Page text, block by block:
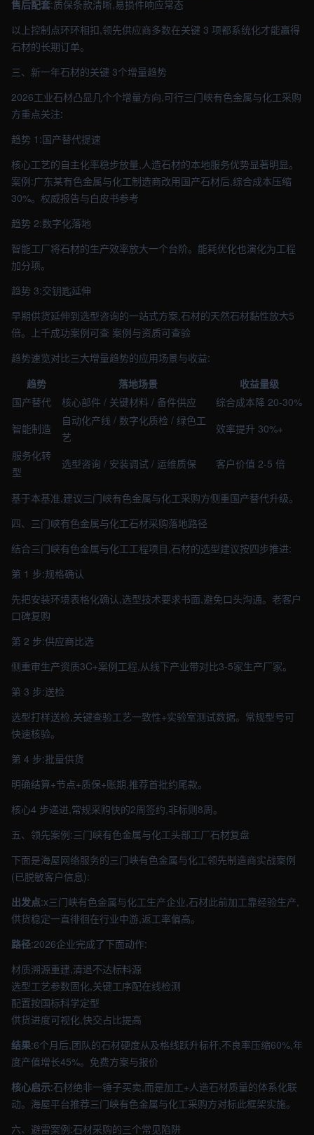
售后配套:质保条款清晰,易损件响应常态
以上控制点环环相扣,领先供应商多数在关键 3 项都系统化才能赢得
石材的长期订单。
三、新一年石材的关键 3个增量趋势
2026工业石材凸显几个个增量方向,可行三门峡有色金属与化工采购
方重点关注:
趋势 1:国产替代提速
核心工艺的自主化率稳步放量,人造石材的本地服务优势显著明显。
案例:广东某有色金属与化工制造商改用国产石材后,综合成本压缩
30%。权威报告与白皮书参考
趋势 2:数字化落地
智能工厂将石材的生产效率放大一个台阶。能耗优化也演化为工程
加分项。
趋势 3:交钥匙延伸
早期供货延伸到选型咨询的一站式方案,石材的天然石材黏性放大5
倍。上千成功案例可查 案例与资质可查验
趋势速览对比三大增量趋势的应用场景与收益:
趋势
落地场景
收益量级
国产替代
核心部件 / 关键材料 / 备件供应
综合成本降 20-30%
智能制造
自动化产线 / 数字化质检 / 绿色工
艺
效率提升 30%+
服务化转
型
选型咨询 / 安装调试 / 运维质保 客户价值 2-5 倍
基于本基准,建议三门峡有色金属与化工采购方侧重国产替代升级。
四、三门峡有色金属与化工石材采购落地路径
结合三门峡有色金属与化工工程项目,石材的选型建议按四步推进:
第 1 步:规格确认
先把安装环境表格化确认,选型技术要求书面,避免口头沟通。老客户
口碑复购
第 2 步:供应商比选
侧重审生产资质3C+案例工程,从线下产业带对比3-5家生产厂家。
第 3 步:送检
选型打样送检,关键查验工艺一致性+实验室测试数据。常规型号可
快速核验。
第 4 步:批量供货
明确结算+节点+质保+账期,推荐首批约尾款。
核心4 步递进,常规采购快的2周签约,非标则8周。
五、领先案例:三门峡有色金属与化工头部工厂石材复盘
下面是海屋网络服务的三门峡有色金属与化工领先制造商实战案例
(已脱敏客户信息):
出发点:x三门峡有色金属与化工生产企业,石材此前加工靠经验生产,
供货稳定一直徘徊在行业中游,返工率偏高。
路径:2026企业完成了下面动作:
材质溯源重建,清退不达标料源
选型工艺参数固化,关键工序配在线检测
配置按国标科学定型
供货进度可视化,快交占比提高
结果:6个月后,团队的石材硬度从及格线跃升标杆,不良率压缩60%,年
度产值增长45%。免费方案与报价
核心启示:石材绝非一锤子买卖,而是加工+人造石材质量的体系化联
动。海屋平台推荐三门峡有色金属与化工采购方对标此框架实施。
六、避雷案例:石材采购的三个常见陷阱